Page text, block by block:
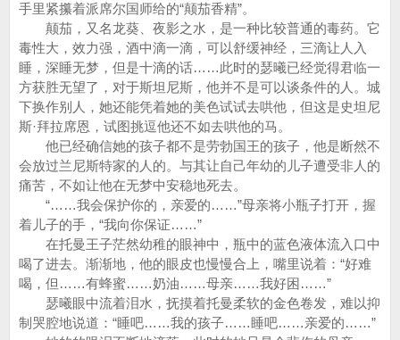
手里紧攥着派席尔国师给的“颠茄香精”。
颠茄，又名龙葵、夜影之水，是一种比较普通的毒药。它
毒性大，效力强，酒中滴一滴，可以舒缓神经，三滴让人入
睡，深睡无梦，但是十滴的话……此时的瑟曦已经觉得君临一
方获胜无望了，对于斯坦尼斯，他并不是可以谈条件的人。城
下换作别人，她还能凭着她的美色试试去哄他，但这是史坦尼
斯·拜拉席恩，试图挑逗他还不如去哄他的马。
他已经确信她的孩子都不是劳勃国王的孩子，他是断然不
会放过兰尼斯特家的人的。与其让自己年幼的儿子遭受非人的
痛苦，不如让他在无梦中安稳地死去。
“……我会保护你的，亲爱的……”母亲将小瓶子打开，握
着儿子的手，“我向你保证……”
在托曼王子茫然幼稚的眼神中，瓶中的蓝色液体流入口中
喝了进去。渐渐地，他的眼皮也慢慢合上，嘴里说着：“好难
喝，但……有蜂蜜……奶油……母亲……我好困……”
瑟曦眼中流着泪水，抚摸着托曼柔软的金色卷发，难以抑
制哭腔地说道：“睡吧……我的孩子……睡吧……亲爱的……”